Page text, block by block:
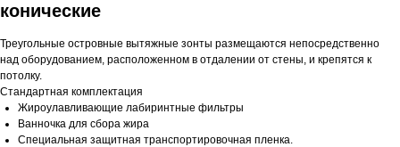
конические
Треугольные островные вытяжные зонты размещаются непосредственно
над оборудованием, расположенном в отдалении от стены, и крепятся к
потолку.
Стандартная комплектация
Жироулавливающие лабиринтные фильтры
Ванночка для сбора жира
Специальная защитная транспортировочная пленка.